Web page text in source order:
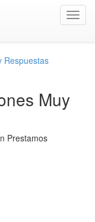
Respuestas
Muy
Prestamos